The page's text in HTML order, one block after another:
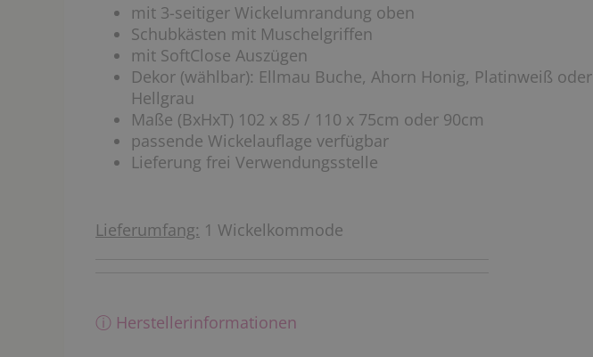
mit 3-seitiger Wickelumrandung oben
Schubkästen mit Muschelgriffen
mit SoftClose Auszügen
Dekor (wählbar): Ellmau Buche, Ahorn Honig, Platinweiß oder
Hellgrau
Maße (BxHxT) 102 x 85 / 110 x 75cm oder 90cm
passende Wickelauflage verfügbar
Lieferung frei Verwendungsstelle
Lieferumfang: 1 Wickelkommode
ⓘ Herstellerinformationen